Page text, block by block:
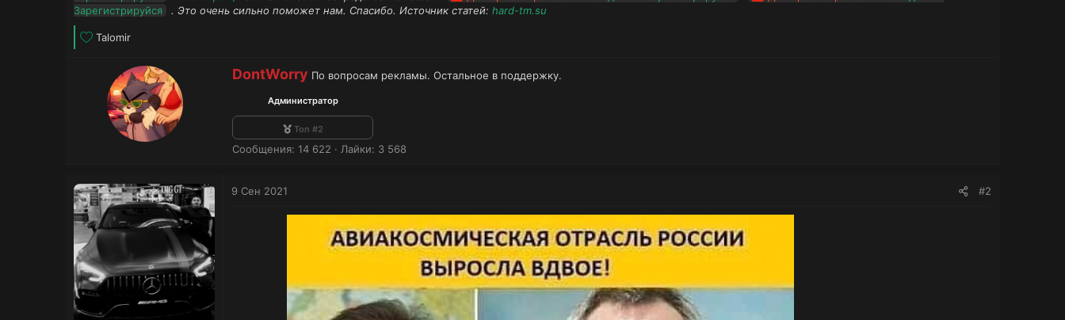
Зарегистрируйся
. Это очень сильно поможет нам. Спасибо. Источник статей: hard-tm.su
Л
Talomir
А
о
DontWorry По вопросам рекламы. Остальное в поддержку.
Администратор
Топ #2
Сообщения 14 622 Лайки 3 568
9 Сен 2021 #2